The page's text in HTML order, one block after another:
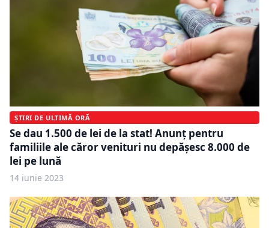
ȘTIRI DE ULTIMĂ ORĂ
Se dau 1.500 de lei de la stat! Anunț pentru
familiile ale căror venituri nu depășesc 8.000 de
lei pe lună
14 iunie 2023